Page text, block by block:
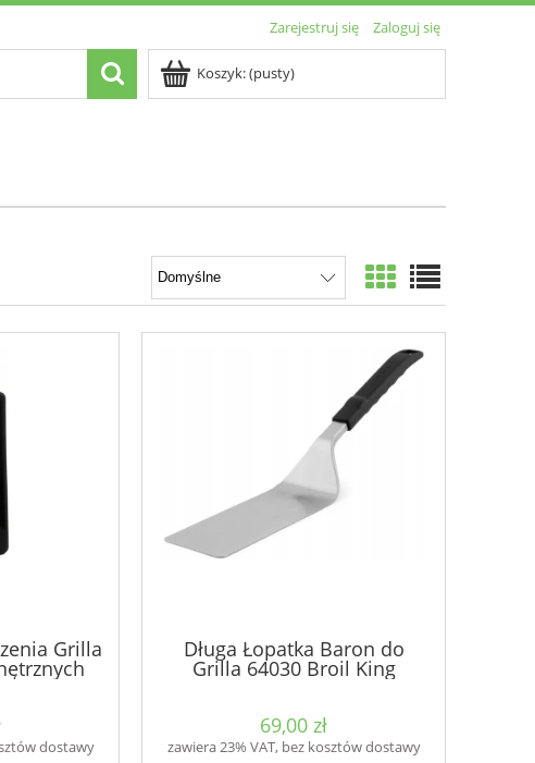
Zarejestruj się Zaloguj się
Koszyk:(pusty)
Grilla
dostawy
Długa Łopatka Baron do
Grilla 64030 Broil King
69,00 zł
zawiera 23% VAT, bez kosztów dostawy